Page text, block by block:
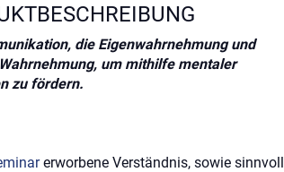
die Eigenwahrnehmung und
um mithilfe mentaler
zu fördern.
erworbene Verständnis, sowie sinnvoll